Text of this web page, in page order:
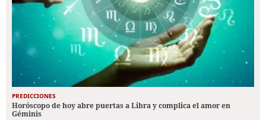
PREDICCIONES
Horóscopo de hoy abre puertas a Libra y complica el amor en
Géminis